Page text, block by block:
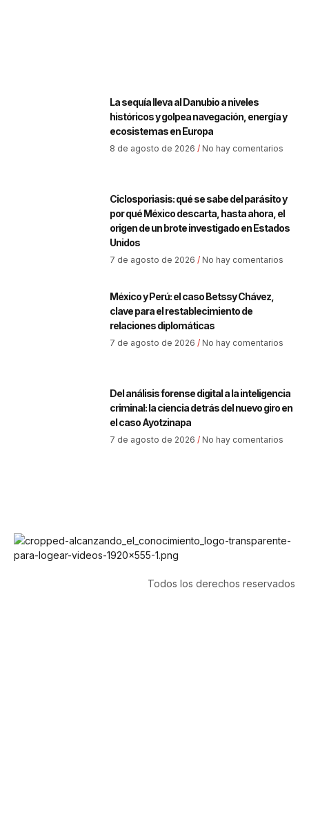
La sequía lleva al Danubio a niveles
históricos y golpea navegación, energía y
ecosistemas en Europa
8 de agosto de 2026 No hay comentarios
Ciclosporiasis: qué se sabe del parásito y
por qué México descarta, hasta ahora, el
origen de un brote investigado en Estados
Unidos
7 de agosto de 2026 No hay comentarios
México y Perú: el caso Betssy Chávez,
clave para el restablecimiento de
relaciones diplomáticas
7 de agosto de 2026 No hay comentarios
Del análisis forense digital a la inteligencia
criminal: la ciencia detrás del nuevo giro en
el caso Ayotzinapa
7 de agosto de 2026 No hay comentarios
Todos los derechos reservados